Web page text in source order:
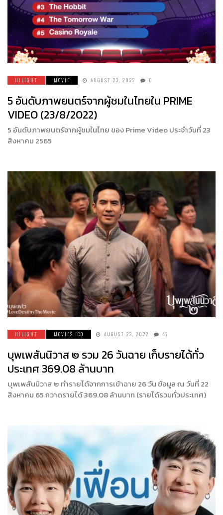
HILIGHT MOVIE AUGUST 23, 2022 0
5 อันดับภาพยนตร์จากผู้ชมในไทยใน PRIME
VIDEO (23/8/2022)
5 อันดับภาพยนตร์จากผู้ชมในไทย ของ Prime Video ประจำวันที่ 23
สิงหาคม 2565
HILIGHT MOVIES ICO AUGUST 23, 2022 47
บุพเพสันนิวาส ๒ รวม 26 วันฉาย เก็บรายได้ทั่ว
ประเทศ 369.08 ล้านบาท
บุพเพสันนิวาส ๒ ทำรายได้จากการเข้าฉาย 26 วัน ข้อมูล ณ วันที่ 22
สิงหาคม 65 กวาดรายได้ 369.08 ล้านบาท (รายได้รวมทั่วประเทศ)